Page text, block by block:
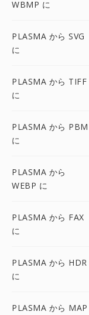
WBMP に
PLASMA から SVG
に
PLASMA から TIFF
に
PLASMA から PBM
に
PLASMA から
WEBP に
PLASMA から FAX
に
PLASMA から HDR
に
PLASMA から MAP